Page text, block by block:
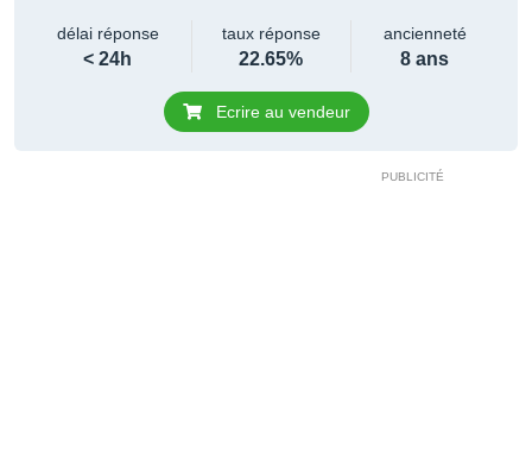
délai réponse
< 24h
taux réponse
22.65%
ancienneté
8 ans
Ecrire au vendeur